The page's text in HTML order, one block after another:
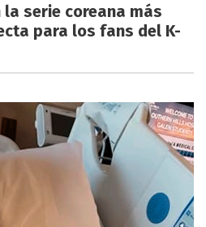
serie coreana más
para los fans del K-